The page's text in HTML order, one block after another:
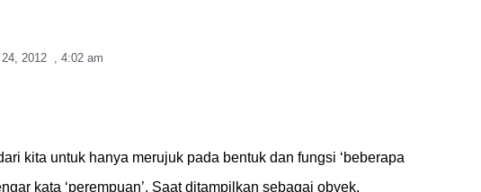
2012 , 4:02 am
kita untuk hanya merujuk pada bentuk dan fungsi ‘beberapa
kata ‘perempuan’. Saat ditampilkan sebagai obyek,